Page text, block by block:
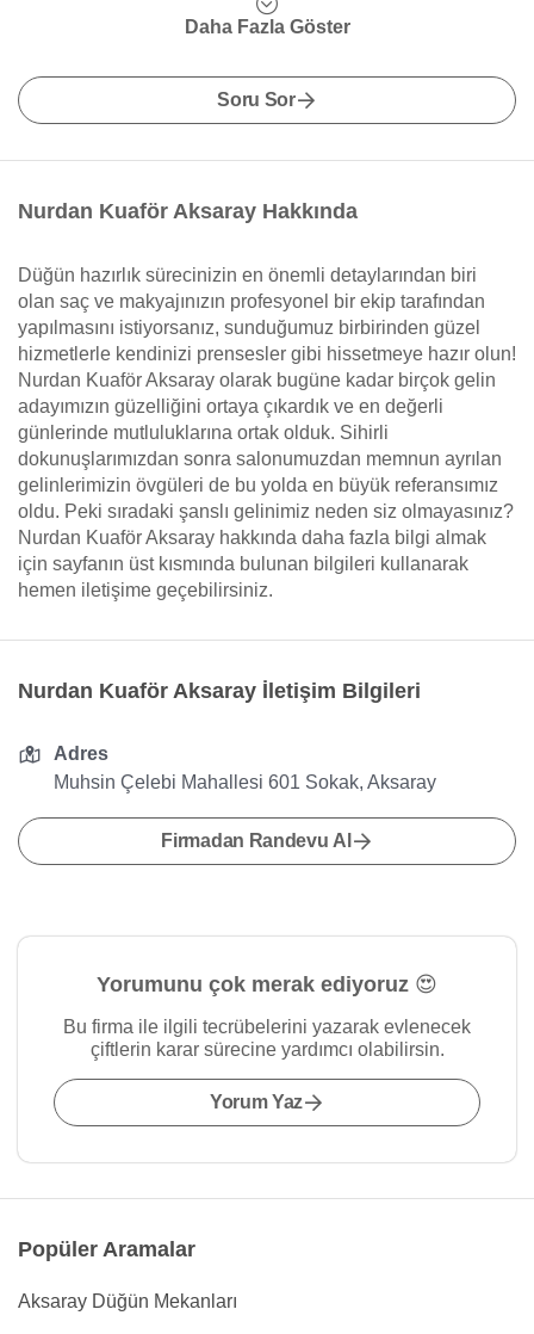
Daha Fazla Göster
Soru Sor
Nurdan Kuaför Aksaray Hakkında
Düğün hazırlık sürecinizin en önemli detaylarından biri
olan saç ve makyajınızın profesyonel bir ekip tarafından
yapılmasını istiyorsanız, sunduğumuz birbirinden güzel
hizmetlerle kendinizi prensesler gibi hissetmeye hazır olun!
Nurdan Kuaför Aksaray olarak bugüne kadar birçok gelin
adayımızın güzelliğini ortaya çıkardık ve en değerli
günlerinde mutluluklarına ortak olduk. Sihirli
dokunuşlarımızdan sonra salonumuzdan memnun ayrılan
gelinlerimizin övgüleri de bu yolda en büyük referansımız
oldu. Peki sıradaki şanslı gelinimiz neden siz olmayasınız?
Nurdan Kuaför Aksaray hakkında daha fazla bilgi almak
için sayfanın üst kısmında bulunan bilgileri kullanarak
hemen iletişime geçebilirsiniz.
Nurdan Kuaför Aksaray İletişim Bilgileri
Adres
Muhsin Çelebi Mahallesi 601 Sokak, Aksaray
Firmadan Randevu Al
Yorumunu çok merak ediyoruz 😍
Bu firma ile ilgili tecrübelerini yazarak evlenecek
çiftlerin karar sürecine yardımcı olabilirsin.
Yorum Yaz
Popüler Aramalar
Aksaray Düğün Mekanları